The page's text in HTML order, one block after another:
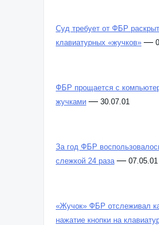
Суд требует от ФБР
клавиатурных «жучков» —
ФБР прощается с
жучками — 30.07.01
За год ФБР
слежкой 24 раза — 07.05.01
«Жучок» ФБР отслеживал
нажатие кнопки на